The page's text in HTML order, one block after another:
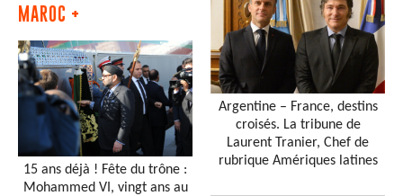
MAROC +
15 ans déjà ! Fête du trône :
Mohammed VI, vingt ans au
Argentine – France, destins
croisés. La tribune de
Laurent Tranier, Chef de
rubrique Amériques latines